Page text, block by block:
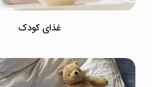
غذای کودک